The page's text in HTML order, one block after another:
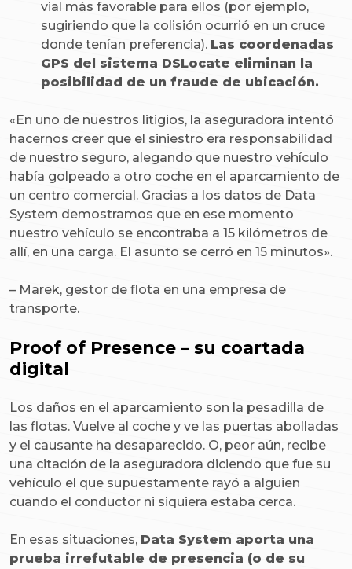
vial más favorable para ellos (por ejemplo,
sugiriendo que la colisión ocurrió en un cruce
donde tenían preferencia). Las coordenadas
GPS del sistema DSLocate eliminan la
posibilidad de un fraude de ubicación.
«En uno de nuestros litigios, la aseguradora intentó
hacernos creer que el siniestro era responsabilidad
de nuestro seguro, alegando que nuestro vehículo
había golpeado a otro coche en el aparcamiento de
un centro comercial. Gracias a los datos de Data
System demostramos que en ese momento
nuestro vehículo se encontraba a 15 kilómetros de
allí, en una carga. El asunto se cerró en 15 minutos».
– Marek, gestor de flota en una empresa de
transporte.
Proof of Presence – su coartada
digital
Los daños en el aparcamiento son la pesadilla de
las flotas. Vuelve al coche y ve las puertas abolladas
y el causante ha desaparecido. O, peor aún, recibe
una citación de la aseguradora diciendo que fue su
vehículo el que supuestamente rayó a alguien
cuando el conductor ni siquiera estaba cerca.
En esas situaciones, Data System aporta una
prueba irrefutable de presencia (o de su